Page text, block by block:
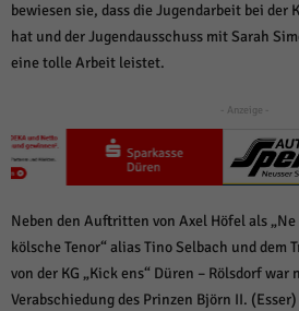
bewiesen sie, dass die Jugendarbeit bei der
hat und der Jugendausschuss mit Sarah
eine tolle Arbeit leistet.
- Anzeige -
Neben den Auftritten von Axel Höfel als „Ne
kölsche Tenor“ alias Tino Selbach und dem
von der KG „Kick ens“ Düren – Rölsdorf
Verabschiedung des Prinzen Björn II.
Alle akzeptieren
Zurück
Datenschutzeinstellungen
Essenziell (1)
Essenzielle Cookies ermöglichen
Cookie-Informationen
Statistiken (1)